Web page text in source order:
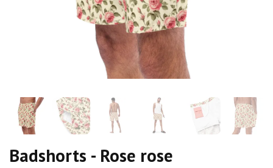
Badshorts - Rose rose